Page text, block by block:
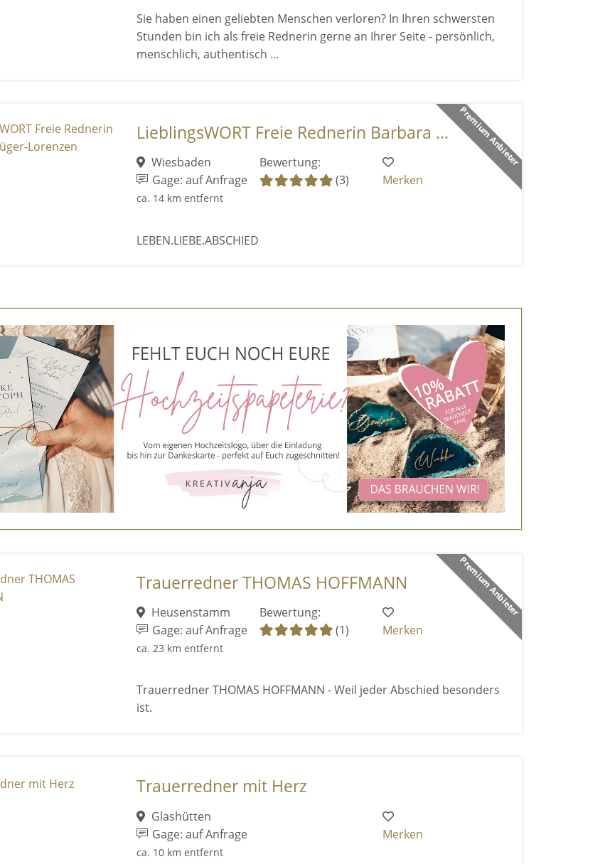
Sie haben einen geliebten Menschen verloren? In Ihren schwersten
Stunden bin ich als freie Rednerin gerne an Ihrer Seite - persönlich,
menschlich, authentisch ...
Premium Anbieter
LieblingsWORT Freie Rednerin Barbara ...
Wiesbaden
Gage: auf Anfrage
ca. 14 km entfernt
Bewertung:
(3)
Merken
LEBEN.LIEBE.ABSCHIED
Premium Anbieter
Trauerredner THOMAS HOFFMANN
Heusenstamm
Gage: auf Anfrage
ca. 23 km entfernt
Bewertung:
(1)
Merken
Trauerredner THOMAS HOFFMANN - Weil jeder Abschied besonders
ist.
Trauerredner mit Herz
Glashütten
Gage: auf Anfrage
ca. 10 km entfernt
Merken